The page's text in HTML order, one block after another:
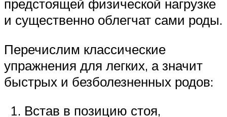
предстоящей физической нагрузке
и существенно облегчат сами роды.
Перечислим классические
упражнения для легких, а значит
быстрых и безболезненных родов:
Встав в позицию стоя,